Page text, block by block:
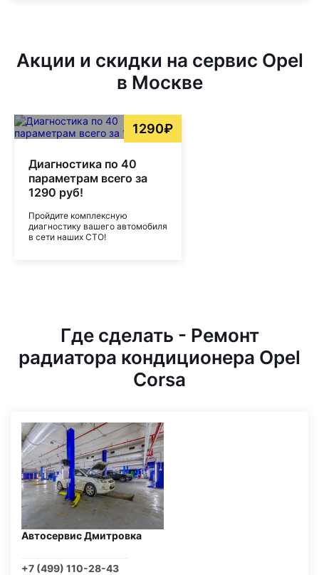
Акции и скидки на сервис Opel
в Москве
1290₽
Диагностика по 40
параметрам всего за
1290 руб!
Пройдите комплексную
диагностику вашего автомобиля
в сети наших СТО!
Где сделать - Ремонт
радиатора кондиционера Opel
Corsa
Автосервис Дмитровка
+7 (499) 110-28-43